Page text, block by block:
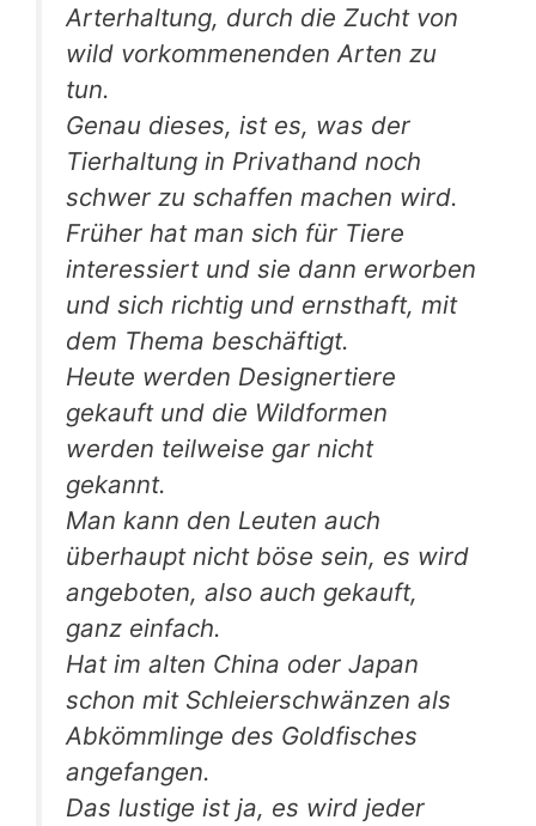
Arterhaltung, durch die Zucht von
wild vorkommenenden Arten zu
tun.
Genau dieses, ist es, was der
Tierhaltung in Privathand noch
schwer zu schaffen machen wird.
Früher hat man sich für Tiere
interessiert und sie dann erworben
und sich richtig und ernsthaft, mit
dem Thema beschäftigt.
Heute werden Designertiere
gekauft und die Wildformen
werden teilweise gar nicht
gekannt.
Man kann den Leuten auch
überhaupt nicht böse sein, es wird
angeboten, also auch gekauft,
ganz einfach.
Hat im alten China oder Japan
schon mit Schleierschwänzen als
Abkömmlinge des Goldfisches
angefangen.
Das lustige ist ja, es wird jeder